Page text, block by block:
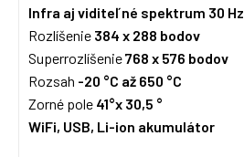
Infra aj viditeľné spektrum 30 Hz
Rozlíšenie 384 x 288 bodov
Superrozlíšenie768 x 576 bodov
Rozsah -20 °C až 650 °C
Zorné pole 41°x 30,5 °
WiFi, USB, Li-ion akumulátor